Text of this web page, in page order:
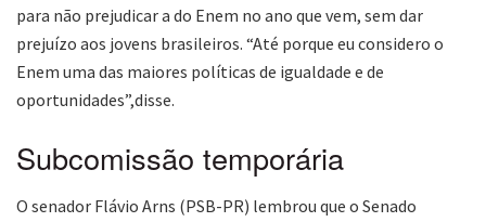
para não prejudicar a do Enem no ano que vem, sem dar
prejuízo aos jovens brasileiros. “Até porque eu considero o
Enem uma das maiores políticas de igualdade e de
oportunidades”,disse.
Subcomissão temporária
O senador Flávio Arns (PSB-PR) lembrou que o Senado